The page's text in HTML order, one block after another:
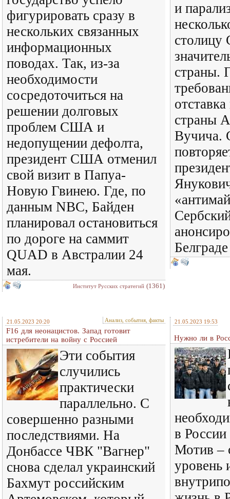
фигурировать сразу в
нескольких связанных
информационных
поводах. Так, из-за
необходимости
сосредоточиться на
решении долговых
проблем США и
недопущении дефолта,
президент США отменил
свой визит в Папуа-
Новую Гвинею. Где, по
данным NBC, Байден
планировал остановиться
по дороге на саммит
QUAD в Австралии 24
мая.
Институт Русских стратегий (1361)
и
столицу
страны.
страны
Вучича.
Белграде
21.05.2023 20:20 Анализ, события, факты
F16 для неонацистов. Запад готовит
истребители на войну с Россией
Эти события
случились
практически
параллельно. С
совершенно разными
последствиями. На
Донбассе ЧВК "Вагнер"
снова сделал украинский
Бахмут российским
21.05.2023 19:53
Нужно ли в
в
Мотив –
уровень